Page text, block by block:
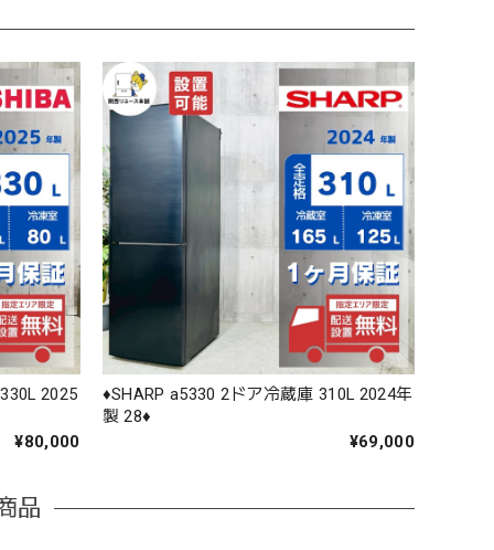
2025
¥80,000
♦️SHARP a5330 2ドア冷蔵庫 310L 2024年
製 28♦️
¥69,000
品